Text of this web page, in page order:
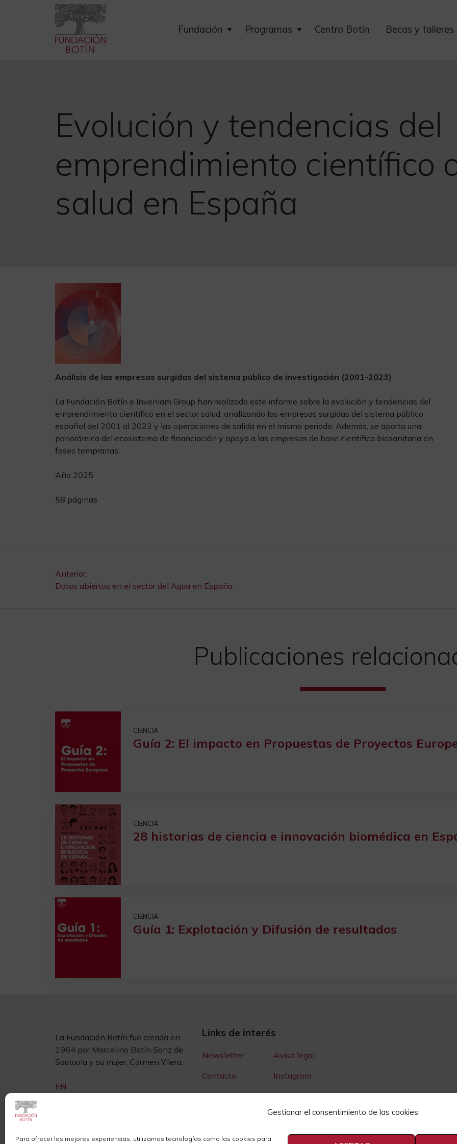
Gestionar el consentimiento de las cookies
Para ofrecer las mejores experiencias, utilizamos tecnologías como las cookies para
Fundación
ExpandProgramas
ExpandCentro Botín Becas y talleres
Evolución y tendencias del
emprendimiento científico
salud en España
Análisis de las empresas surgidas del sistema público de investigación (2001-2023)
La Fundación Botín e Inveniam Group han realizado este informe sobre la evolución y tendencias del
emprendimiento científico en el sector salud, analizando las empresas surgidas del sistema público
español del 2001 al 2023 y las operaciones de salida en el mismo periodo. Además, se aporta una
panorámica del ecosistema de financiación y apoyo a las empresas de base científica biosanitaria en
fases tempranas.
Año 2025
58 páginas
Navegación
Anterior:
Datos abiertos en el sector del Agua en España
Publicaciones
CIENCIA
Guía 2: El impacto en Propuestas de Proyectos
CIENCIA
28 historias de ciencia e innovación biomédica en
CIENCIA
Guía 1: Explotación y Difusión de resultados
La Fundación Botín fue creada en
1964 por Marcelino Botín Sanz de
Sautuola y su mujer, Carmen Yllera.
EN
Links de interés
Newsletter
Contacto
Sedes
Privacidad
Aviso legal
Instagram
Youtube
Cookies